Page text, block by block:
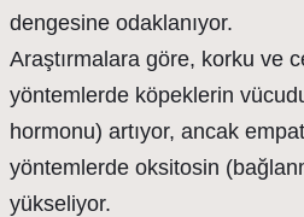
dengesine odaklanıyor.
Araştırmalara göre, korku ve
yöntemlerde köpeklerin
hormonu) artıyor, ancak
yöntemlerde oksitosin
yükseliyor.